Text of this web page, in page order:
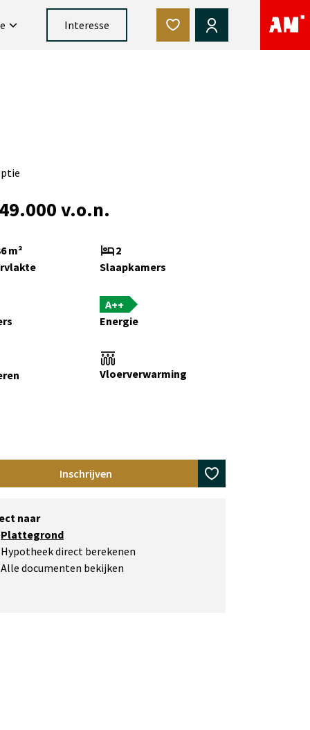
Interesse
v.o.n.
m²
2
Slaapkamers
A++
Energie
Vloerverwarming
Inschrijven
naar
Plattegrond
Hypotheek direct berekenen
Alle documenten bekijken